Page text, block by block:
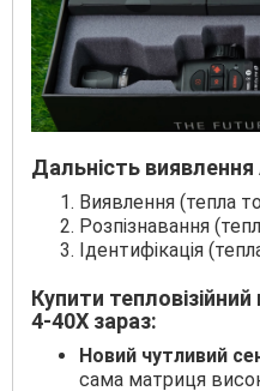
Дальність виявлення
Виявлення (тепла
Розпізнавання
Ідентифікація
Купити
4-40X зараз:
Новий чутливий
сама матриця